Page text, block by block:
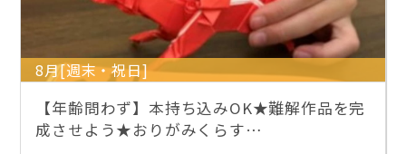
8月[週末・祝日]
【年齢問わず】本持ち込みOK★難解作品を完
成させよう★おりがみくらす…